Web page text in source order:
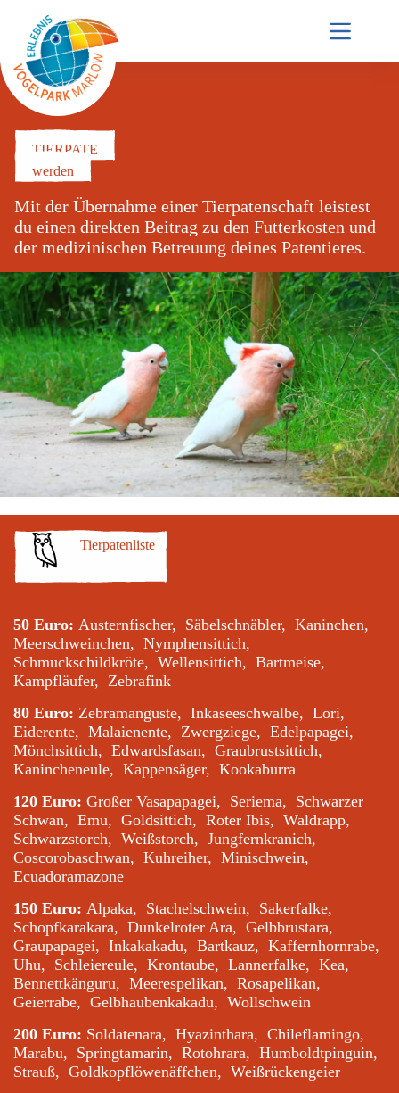
springen
TIERPATE
werden
Mit der Übernahme einer Tierpatenschaft leistest
du einen direkten Beitrag zu den Futterkosten und
der medizinischen Betreuung deines Patentieres.
Tierpatenliste
50 Euro: Austernfischer, Säbelschnäbler, Kaninchen,
Meerschweinchen, Nymphensittich,
Schmuckschildkröte, Wellensittich, Bartmeise,
Kampfläufer, Zebrafink
80 Euro: Zebramanguste, Inkaseeschwalbe, Lori,
Eiderente, Malaienente, Zwergziege, Edelpapagei,
Mönchsittich, Edwardsfasan, Graubrustsittich,
Kanincheneule, Kappensäger, Kookaburra
120 Euro: Großer Vasapapagei, Seriema, Schwarzer
Schwan, Emu, Goldsittich, Roter Ibis, Waldrapp,
Schwarzstorch, Weißstorch, Jungfernkranich,
Coscorobaschwan, Kuhreiher, Minischwein,
Ecuadoramazone
150 Euro: Alpaka, Stachelschwein, Sakerfalke,
Schopfkarakara, Dunkelroter Ara, Gelbbrustara,
Graupapagei, Inkakakadu, Bartkauz, Kaffernhornrabe,
Uhu, Schleiereule, Krontaube, Lannerfalke, Kea,
Bennettkänguru, Meerespelikan, Rosapelikan,
Geierrabe, Gelbhaubenkakadu, Wollschwein
200 Euro: Soldatenara, Hyazinthara, Chileflamingo,
Marabu, Springtamarin, Rotohrara, Humboldtpinguin,
Strauß, Goldkopflöwenäffchen, Weißrückengeier